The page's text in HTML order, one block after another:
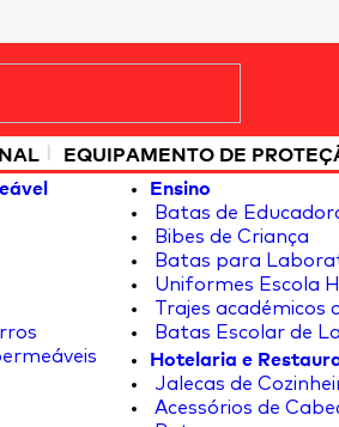
| EQUIPAMENTO DE
Ensino
Batas de
Bibes de Criança
Batas para
Uniformes Escola
Trajes académicos
Batas Escolar de
Hotelaria e
Jalecas de
Acessórios de